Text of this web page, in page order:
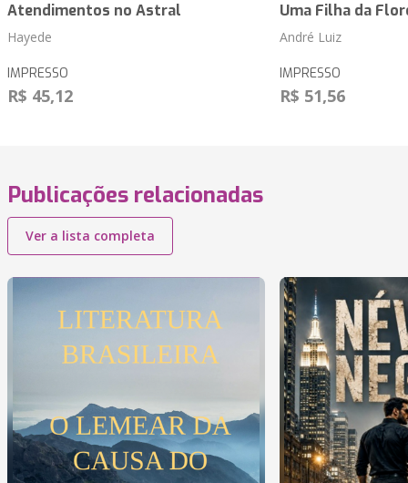
Atendimentos no Astral
Hayede
IMPRESSO
R$ 45,12
Uma Filha da
André Luiz
IMPRESSO
R$ 51,56
Publicações relacionadas
Ver a lista completa